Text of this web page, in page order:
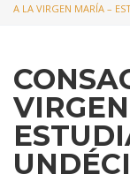
A LA VIRGEN MARÍA –